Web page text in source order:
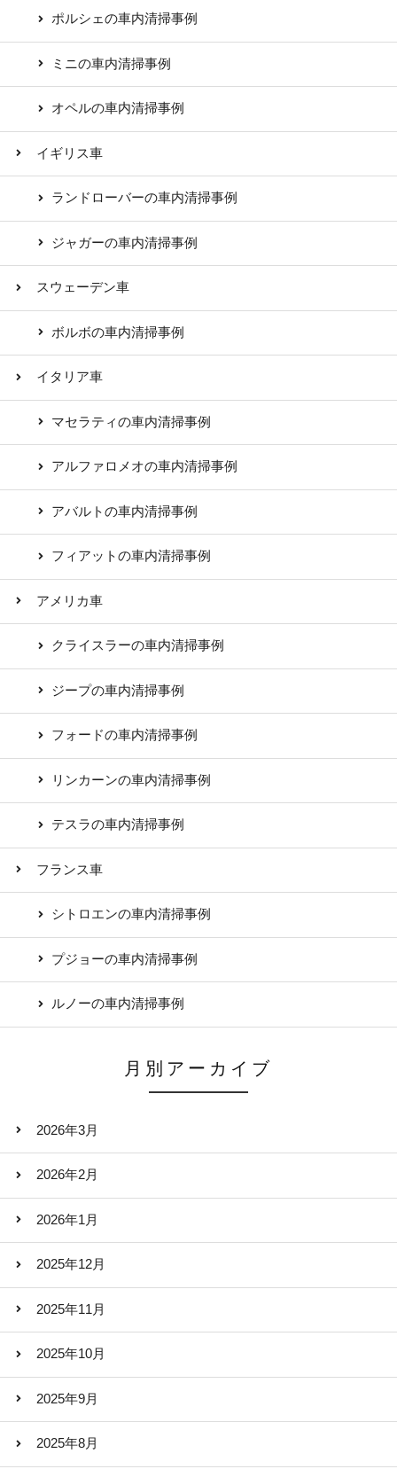
ポルシェの車内清掃事例
ミニの車内清掃事例
オペルの車内清掃事例
イギリス車
ランドローバーの車内清掃事例
ジャガーの車内清掃事例
スウェーデン車
ボルボの車内清掃事例
イタリア車
マセラティの車内清掃事例
アルファロメオの車内清掃事例
アバルトの車内清掃事例
フィアットの車内清掃事例
アメリカ車
クライスラーの車内清掃事例
ジープの車内清掃事例
フォードの車内清掃事例
リンカーンの車内清掃事例
テスラの車内清掃事例
フランス車
シトロエンの車内清掃事例
プジョーの車内清掃事例
ルノーの車内清掃事例
月別アーカイブ
2026年3月
2026年2月
2026年1月
2025年12月
2025年11月
2025年10月
2025年9月
2025年8月